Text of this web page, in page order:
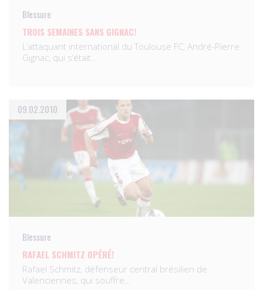
Blessure
TROIS SEMAINES SANS GIGNAC!
L’attaquant international du Toulouse FC, André-Pierre
Gignac, qui s’était…
09.02.2010
Blessure
RAFAEL SCHMITZ OPÉRÉ!
Rafael Schmitz, défenseur central brésilien de
Valenciennes, qui souffre…